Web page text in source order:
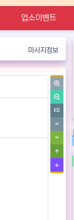
업소이벤트
마사지정보